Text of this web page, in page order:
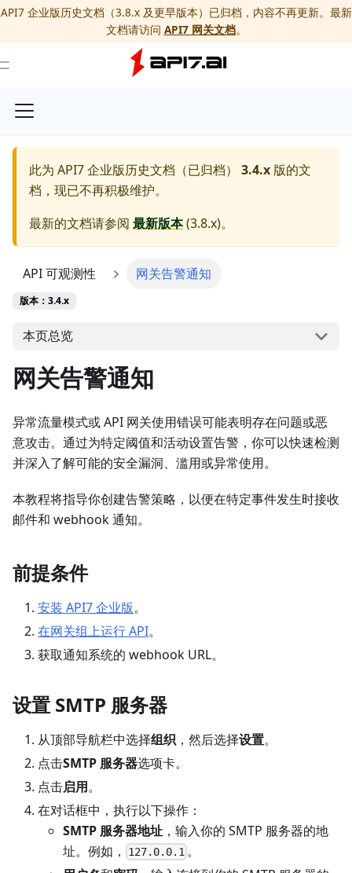
API7 企业版历史文档（3.8.x 及更早版本）已归档，内容不再更新。最新
文档请访问 API7 网关文档。
Toggle Menu
此为 API7 企业版历史文档（已归档） 3.4.x 版的文
档，现已不再积极维护。
最新的文档请参阅 最新版本(3.8.x)。
API 可观测性 网关告警通知
版本：3.4.x
本页总览
网关告警通知
异常流量模式或 API 网关使用错误可能表明存在问题或恶
意攻击。通过为特定阈值和活动设置告警，你可以快速检测
并深入了解可能的安全漏洞、滥用或异常使用。
本教程将指导你创建告警策略，以便在特定事件发生时接收
邮件和 webhook 通知。
前提条件
安装 API7 企业版。
在网关组上运行 API。
获取通知系统的 webhook URL。
设置 SMTP 服务器
从顶部导航栏中选择组织 ，然后选择设置。
点击SMTP 服务器选项卡。
点击启用。
在对话框中，执行以下操作：
SMTP 服务器地址 ，输入你的 SMTP 服务器的地
址。例如，
127.0.0.1 。